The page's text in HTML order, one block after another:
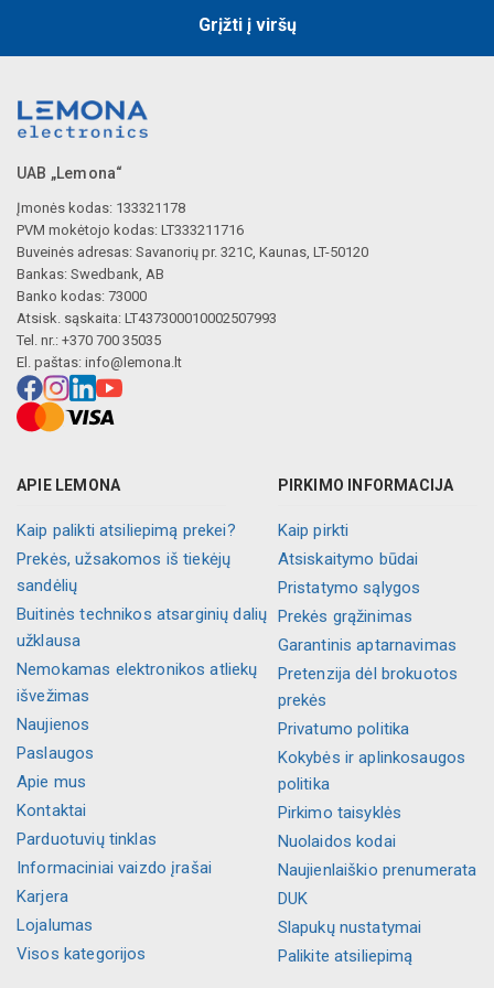
Grįžti į viršų
UAB „Lemona“
Įmonės kodas: 133321178
PVM mokėtojo kodas: LT333211716
Buveinės adresas: Savanorių pr. 321C, Kaunas, LT-50120
Bankas: Swedbank, AB
Banko kodas: 73000
Atsisk. sąskaita: LT437300010002507993
Tel. nr.: +370 700 35035
El. paštas: info@lemona.lt
APIE LEMONA
Kaip palikti atsiliepimą prekei?
Prekės, užsakomos iš tiekėjų
sandėlių
Buitinės technikos atsarginių dalių
užklausa
Nemokamas elektronikos atliekų
išvežimas
Naujienos
Paslaugos
Apie mus
Kontaktai
Parduotuvių tinklas
Informaciniai vaizdo įrašai
Karjera
Lojalumas
Visos kategorijos
PIRKIMO INFORMACIJA
Kaip pirkti
Atsiskaitymo būdai
Pristatymo sąlygos
Prekės grąžinimas
Garantinis aptarnavimas
Pretenzija dėl brokuotos
prekės
Privatumo politika
Kokybės ir aplinkosaugos
politika
Pirkimo taisyklės
Nuolaidos kodai
Naujienlaiškio prenumerata
DUK
Slapukų nustatymai
Palikite atsiliepimą